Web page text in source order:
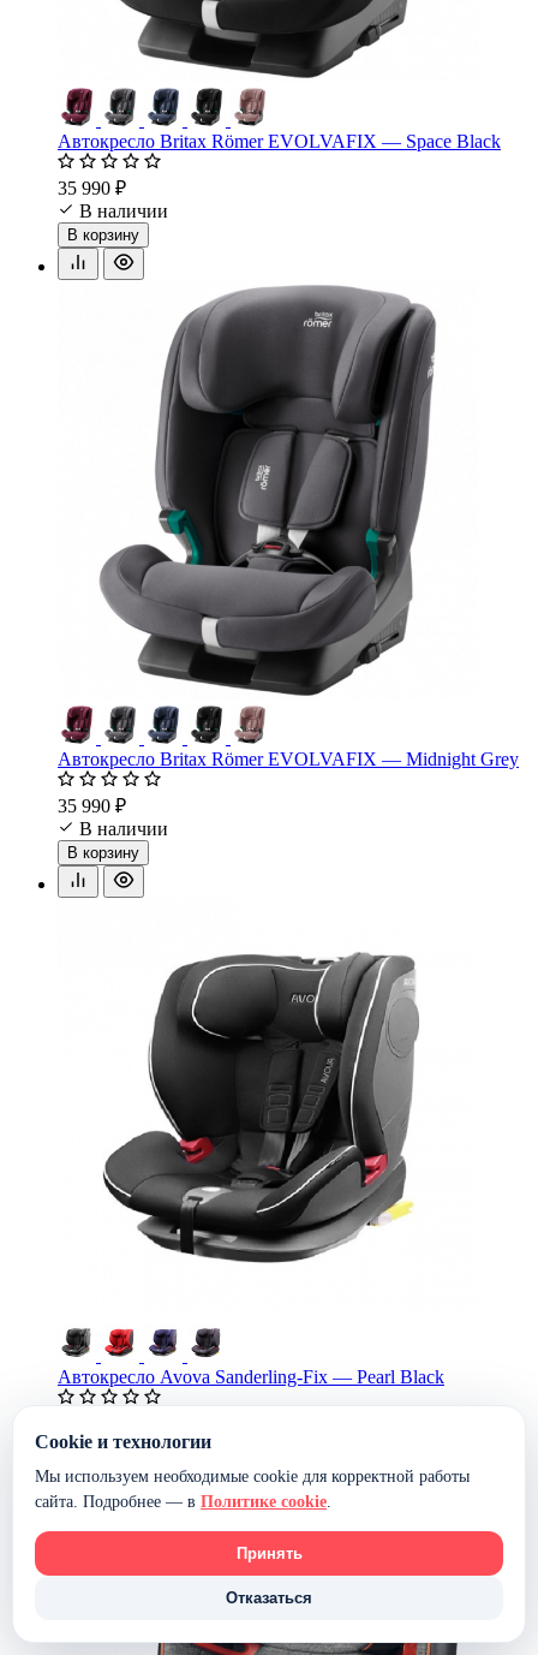
Автокресло Britax Römer EVOLVAFIX — Space Black
35 990 ₽
В наличии
В корзину
Автокресло Britax Römer EVOLVAFIX — Midnight Grey
35 990 ₽
В наличии
В корзину
Автокресло Avova Sanderling-Fix — Pearl Black
В наличии
В корзину
Cookie и технологии
Мы используем необходимые cookie для корректной работы
сайта. Подробнее — в Политике cookie.
Принять
Отказаться